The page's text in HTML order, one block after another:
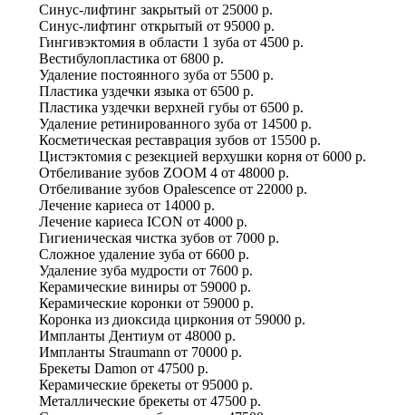
Синус-лифтинг закрытый от 25000 р.
Синус-лифтинг открытый от 95000 р.
Гингивэктомия в области 1 зуба от 4500 р.
Вестибулопластика от 6800 р.
Удаление постоянного зуба от 5500 р.
Пластика уздечки языка от 6500 р.
Пластика уздечки верхней губы от 6500 р.
Удаление ретинированного зуба от 14500 р.
Косметическая реставрация зубов от 15500 р.
Цистэктомия с резекцией верхушки корня от 6000 р.
Отбеливание зубов ZOOM 4 от 48000 р.
Отбеливание зубов Оpalescence от 22000 р.
Лечение кариеса от 14000 р.
Лечение кариеса ICON от 4000 р.
Гигиеническая чистка зубов от 7000 р.
Сложное удаление зуба от 6600 р.
Удаление зуба мудрости от 7600 р.
Керамические виниры от 59000 р.
Керамические коронки от 59000 р.
Коронка из диоксида циркония от 59000 р.
Импланты Дентиум от 48000 р.
Импланты Straumann от 70000 р.
Брекеты Damon от 47500 р.
Керамические брекеты от 95000 р.
Металлические брекеты от 47500 р.